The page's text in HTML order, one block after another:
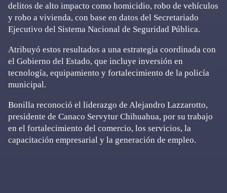
delitos de alto impacto como homicidio, robo de vehículos
y robo a vivienda, con base en datos del Secretariado
Ejecutivo del Sistema Nacional de Seguridad Pública.
Atribuyó estos resultados a una estrategia coordinada con
el Gobierno del Estado, que incluye inversión en
tecnología, equipamiento y fortalecimiento de la policía
municipal.
Bonilla reconoció el liderazgo de Alejandro Lazzarotto,
presidente de Canaco Servytur Chihuahua, por su trabajo
en el fortalecimiento del comercio, los servicios, la
capacitación empresarial y la generación de empleo.